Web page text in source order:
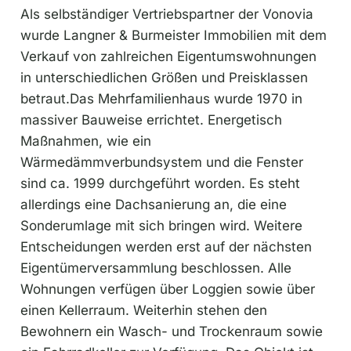
Als selbständiger Vertriebspartner der Vonovia
wurde Langner & Burmeister Immobilien mit dem
Verkauf von zahlreichen Eigentumswohnungen
in unterschiedlichen Größen und Preisklassen
betraut.Das Mehrfamilienhaus wurde 1970 in
massiver Bauweise errichtet. Energetisch
Maßnahmen, wie ein
Wärmedämmverbundsystem und die Fenster
sind ca. 1999 durchgeführt worden. Es steht
allerdings eine Dachsanierung an, die eine
Sonderumlage mit sich bringen wird. Weitere
Entscheidungen werden erst auf der nächsten
Eigentümerversammlung beschlossen. Alle
Wohnungen verfügen über Loggien sowie über
einen Kellerraum. Weiterhin stehen den
Bewohnern ein Wasch- und Trockenraum sowie